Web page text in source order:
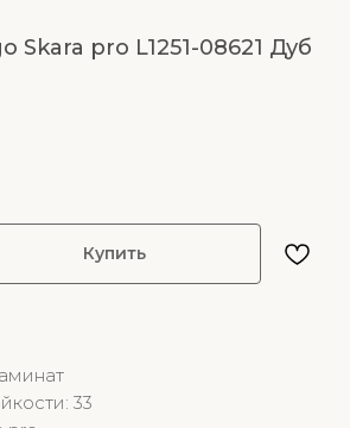
Skara pro L1251-08621 Дуб
Купить
33